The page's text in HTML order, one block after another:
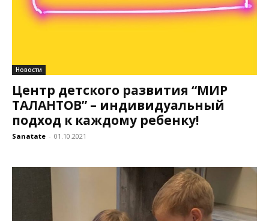
Новости
Центр детского развития “МИР
ТАЛАНТОВ” – индивидуальный
подход к каждому ребенку!
Sanatate - 01.10.2021